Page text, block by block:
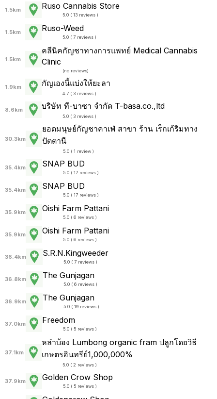
1.5km Ruso Cannabis Store
5.0 ( 13 reviews )
1.5km Ruso-Weed
5.0 ( 7 reviews )
1.5km
คลีนิคกัญชาทางการแพทย์ Medical Cannabis
Clinic
(no reviews)
1.9km กัญเองนี้แบ่งให้ยะลา
4.7 ( 3 reviews )
8.6km บริษัท ที-บาซา จำกัด T-basa.co.,ltd
5.0 ( 3 reviews )
30.3km
ยอดมนุษย์กัญชาคาเฟ่ สาขา ร้าน เร็กเก้ริมทาง
ปัตตานี
5.0 ( 1 review )
35.4km SNAP BUD
5.0 ( 17 reviews )
35.4km SNAP BUD
5.0 ( 17 reviews )
35.9km Oishi Farm Pattani
5.0 ( 6 reviews )
35.9km Oishi Farm Pattani
5.0 ( 6 reviews )
36.4km S.R.N.Kingweeder
5.0 ( 7 reviews )
36.8km The Gunjagan
5.0 ( 6 reviews )
36.9km The Gunjagan
5.0 ( 19 reviews )
37.0km Freedom
5.0 ( 5 reviews )
37.1km
หลำบ้อง Lumbong organic fram ปลูกโดยวิธี
เกษตรอินทรีย์1,000,000%
5.0 ( 2 reviews )
37.9km Golden Crow Shop
5.0 ( 5 reviews )